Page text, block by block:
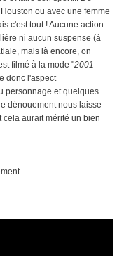
ou avec une femme
c'est tout ! Aucune action
ni aucun suspense (à
mais là encore, on
filmé à la mode "2001
donc l'aspect
personnage et quelques
dénouement nous laisse
cela aurait mérité un bien